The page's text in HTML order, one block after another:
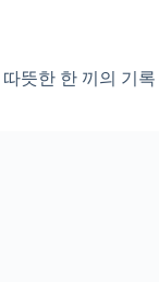
뜻한 한 끼의 기록